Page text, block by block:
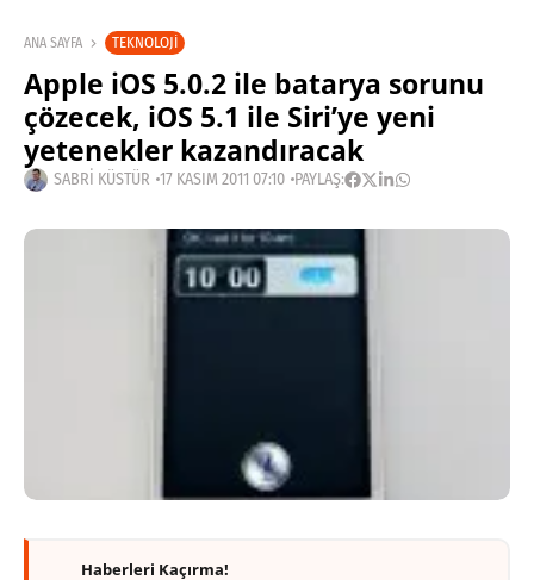
ANA SAYFA TEKNOLOJI
Apple iOS 5.0.2 ile batarya sorunu
çözecek, iOS 5.1 ile Siri’ye yeni
yetenekler kazandıracak
SABRI KÜSTÜR 17 KASIM 2011 07:10 PAYLAŞ:
Haberleri Kaçırma!